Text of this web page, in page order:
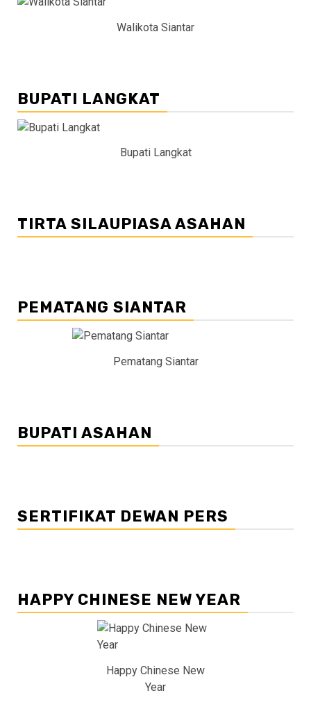
Walikota Siantar
BUPATI LANGKAT
Bupati Langkat
TIRTA SILAUPIASA ASAHAN
PEMATANG SIANTAR
Pematang Siantar
BUPATI ASAHAN
SERTIFIKAT DEWAN PERS
HAPPY CHINESE NEW YEAR
Happy Chinese New
Year